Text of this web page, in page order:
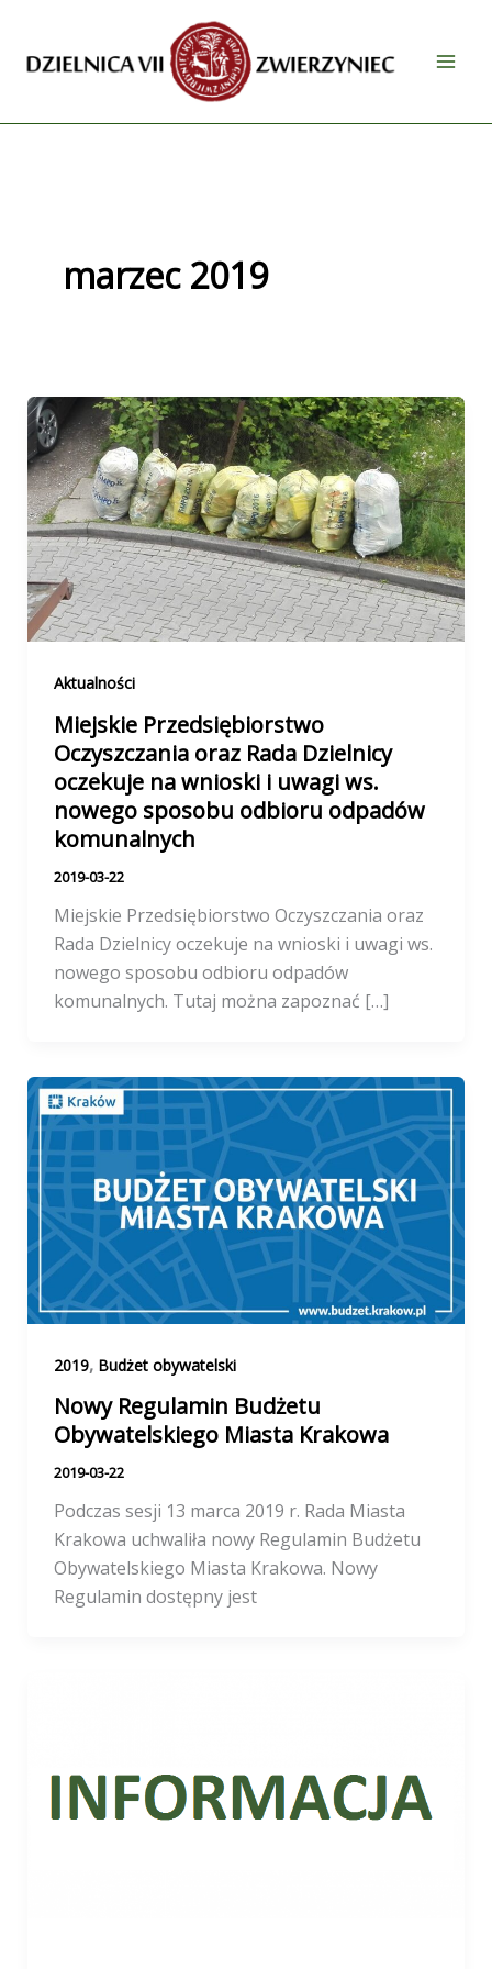
treści
marzec 2019
Aktualności
Miejskie Przedsiębiorstwo
Oczyszczania oraz Rada Dzielnicy
oczekuje na wnioski i uwagi ws.
nowego sposobu odbioru odpadów
komunalnych
2019-03-22
Miejskie Przedsiębiorstwo Oczyszczania oraz
Rada Dzielnicy oczekuje na wnioski i uwagi ws.
nowego sposobu odbioru odpadów
komunalnych. Tutaj można zapoznać […]
2019, Budżet obywatelski
Nowy Regulamin Budżetu
Obywatelskiego Miasta Krakowa
2019-03-22
Podczas sesji 13 marca 2019 r. Rada Miasta
Krakowa uchwaliła nowy Regulamin Budżetu
Obywatelskiego Miasta Krakowa. Nowy
Regulamin dostępny jest